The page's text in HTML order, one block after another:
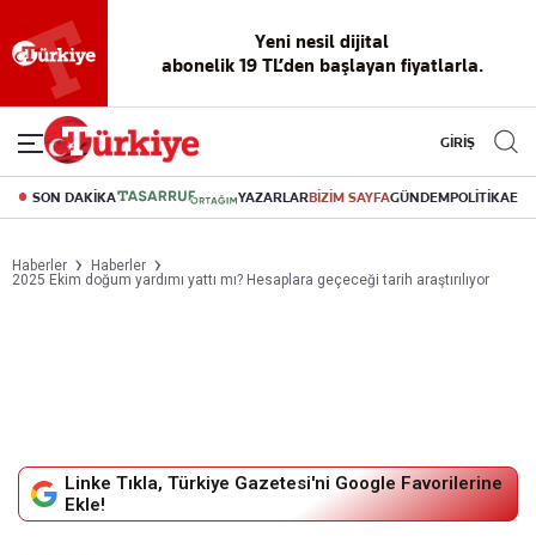
Yeni nesil dijital
abonelik 19 TL’den başlayan fiyatlarla.
GİRİŞ
SON DAKİKA YAZARLARBİZİM SAYFAGÜNDEMPOLİTİKA
Haberler
Haberler
2025 Ekim doğum yardımı yattı mı? Hesaplara geçeceği tarih araştırılıyor
Linke Tıkla, Türkiye Gazetesi'ni Google Favorilerine
Ekle!